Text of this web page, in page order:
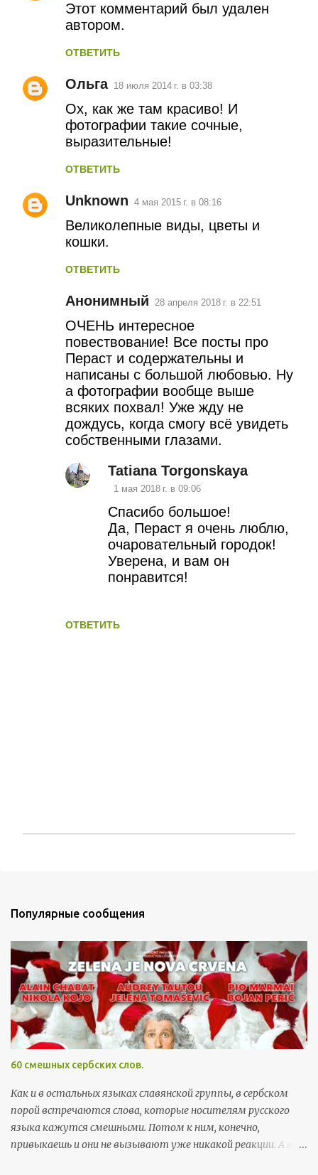
м
е
р
и
Этот комментарий был удален
автором.
ОТВЕТИТЬ
Ольга 18 июля 2014 г. в 03:38
Ох, как же там красиво! И
фотографии такие сочные,
выразительные!
ОТВЕТИТЬ
Unknown 4 мая 2015 г. в 08:16
Великолепные виды, цветы и
кошки.
ОТВЕТИТЬ
Анонимный 28 апреля 2018 г. в 22:51
ОЧЕНЬ интересное
повествование! Все посты про
Пераст и содержательны и
написаны с большой любовью. Ну
а фотографии вообще выше
всяких похвал! Уже жду не
дождусь, когда смогу всё увидеть
собственными глазами.
ОТВЕТИТЬ
Tatiana Torgonskaya
1 мая 2018 г. в 09:06
Спасибо большое!
Да, Пераст я очень люблю,
очаровательный городок!
Уверена, и вам он
понравится!
р
в
и
т
ь
к
о
м
е
н
т
а
р
Популярные сообщения
60 смешных сербских слов.
Как и в остальных языках славянской группы, в сербском
порой встречаются слова, которые носителям русского
языка кажутся смешными. Потом к ним, конечно,
привыкаешь и они не вызывают уже никакой реакции. А вот